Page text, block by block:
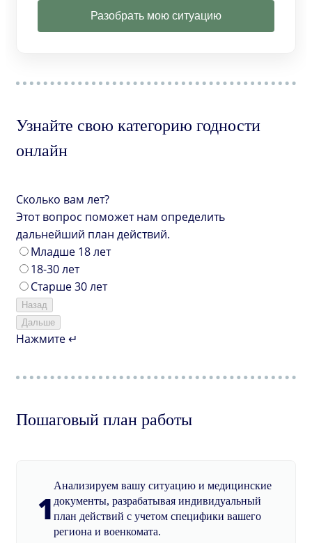
Разобрать мою ситуацию
Узнайте свою категорию годности
онлайн
Сколько вам лет?
Этот вопрос поможет нам определить
дальнейший план действий.
Младше 18 лет
18-30 лет
Старше 30 лет
Назад
Дальше
Нажмите ↵
Пошаговый план работы
1
Анализируем вашу ситуацию и медицинские
документы, разрабатывая индивидуальный
план действий с учетом специфики вашего
региона и военкомата.